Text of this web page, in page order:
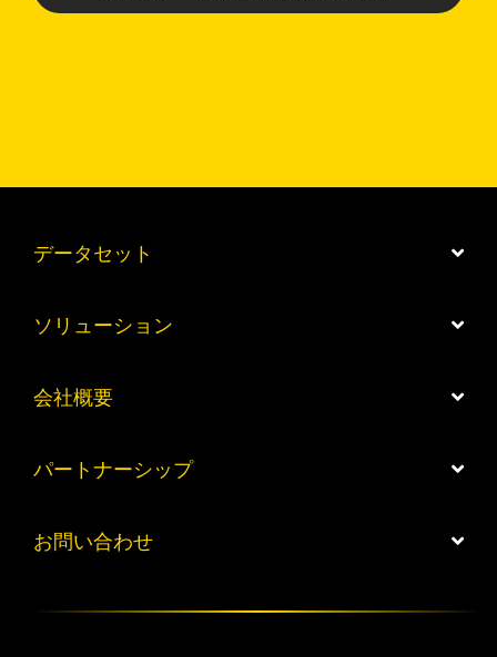
データセット
ソリューション
会社概要
パートナーシップ
お問い合わせ